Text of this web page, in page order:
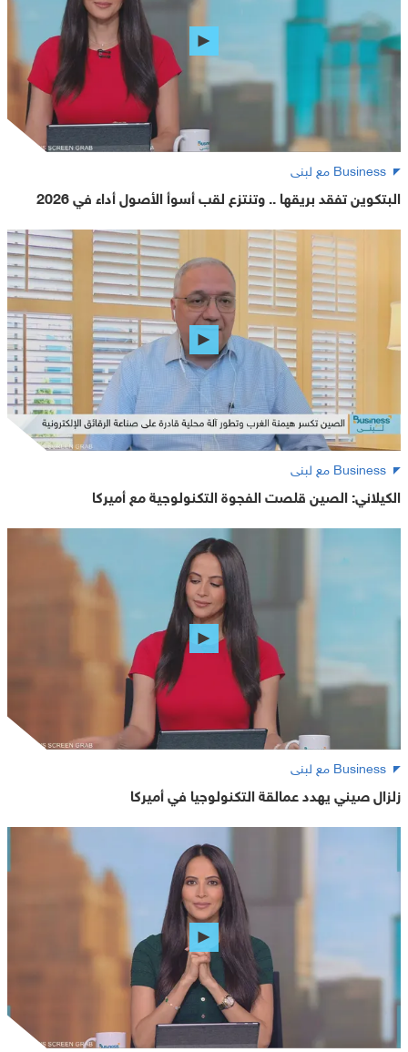
Business مع لبنى
البتكوين تفقد بريقها .. وتنتزع لقب أسوأ الأصول أداء في 2026
Business مع لبنى
الكيلاني: الصين قلصت الفجوة التكنولوجية مع أميركا
Business مع لبنى
زلزال صيني يهدد عمالقة التكنولوجيا في أميركا